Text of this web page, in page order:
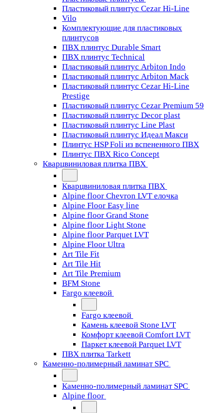
Пластиковый плинтус Cezar Hi-Line
Vilo
Комплектующие для пластиковых
плинтусов
ПВХ плинтус Durable Smart
ПВХ плинтус Technical
Пластиковый плинтус Arbiton Indo
Пластиковый плинтус Arbiton Mack
Пластиковый плинтус Cezar Hi-Line
Prestige
Пластиковый плинтус Cezar Premium 59
Пластиковый плинтус Decor plast
Пластиковый плинтус Line Plast
Пластиковый плинтус Идеал Макси
Плинтус HSP Foli из вспененного ПВХ
Плинтус ПВХ Rico Concept
Кварцвиниловая плитка ПВХ
Кварцвиниловая плитка ПВХ
Alpine floor Chevron LVT елочка
Alpine Floor Easy line
Alpine floor Grand Stone
Alpine floor Light Stone
Alpine floor Parquet LVT
Alpine Floor Ultra
Art Tile Fit
Art Tile Hit
Art Tile Premium
BFM Stone
Fargo клеевой
Fargo клеевой
Камень клеевой Stone LVT
Комфорт клеевой Comfort LVT
Паркет клеевой Parquet LVT
ПВХ плитка Tarkett
Каменно-полимерный ламинат SPC
Каменно-полимерный ламинат SPC
Alpine floor